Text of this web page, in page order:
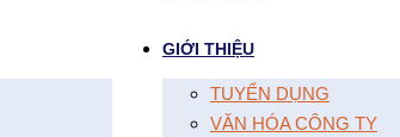
GIỚI THIỆU
TUYỂN DỤNG
VĂN HÓA CÔNG TY